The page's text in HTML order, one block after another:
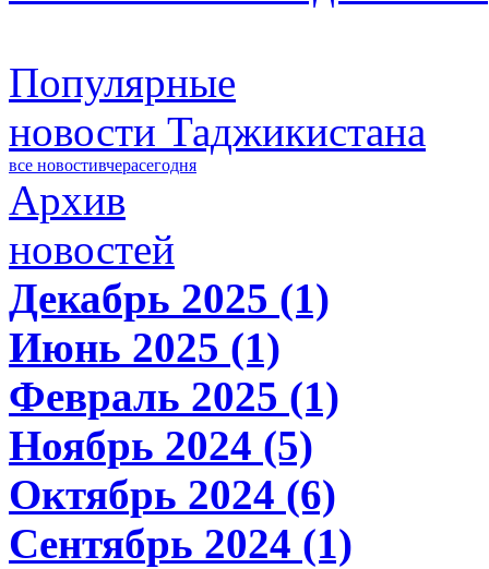
Популярные
новости Таджикистана
все новостивчерасегодня
Архив
новостей
Декабрь 2025 (1)
Июнь 2025 (1)
Февраль 2025 (1)
Ноябрь 2024 (5)
Октябрь 2024 (6)
Сентябрь 2024 (1)